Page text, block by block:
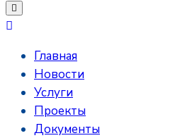
Главная
Новости
Услуги
Проекты
Документы